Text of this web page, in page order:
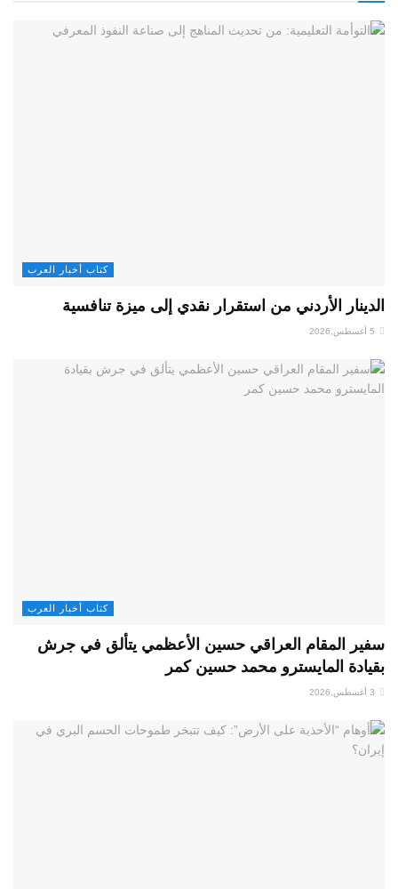
كتاب أخبار العرب
الدينار الأردني من استقرار نقدي إلى ميزة تنافسية
كتاب أخبار العرب
سفير المقام العراقي حسين الأعظمي يتألق في جرش
بقيادة المايسترو محمد حسين كمر